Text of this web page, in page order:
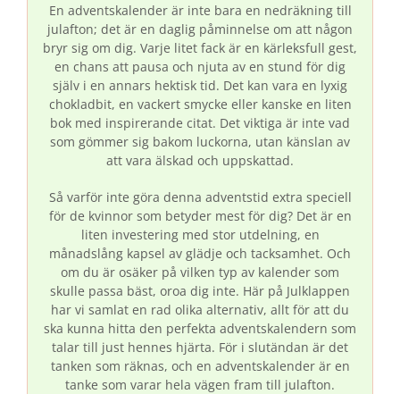
En adventskalender är inte bara en nedräkning till
julafton; det är en daglig påminnelse om att någon
bryr sig om dig. Varje litet fack är en kärleksfull gest,
en chans att pausa och njuta av en stund för dig
själv i en annars hektisk tid. Det kan vara en lyxig
chokladbit, en vackert smycke eller kanske en liten
bok med inspirerande citat. Det viktiga är inte vad
som gömmer sig bakom luckorna, utan känslan av
att vara älskad och uppskattad.
Så varför inte göra denna adventstid extra speciell
för de kvinnor som betyder mest för dig? Det är en
liten investering med stor utdelning, en
månadslång kapsel av glädje och tacksamhet. Och
om du är osäker på vilken typ av kalender som
skulle passa bäst, oroa dig inte. Här på Julklappen
har vi samlat en rad olika alternativ, allt för att du
ska kunna hitta den perfekta adventskalendern som
talar till just hennes hjärta. För i slutändan är det
tanken som räknas, och en adventskalender är en
tanke som varar hela vägen fram till julafton.